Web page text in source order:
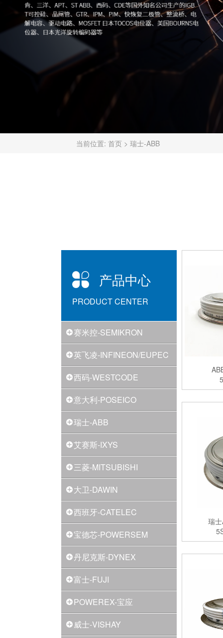
当前位置: 首页 > 瑞士-ABB
产品中心
PRODUCT CENTER
赛米控-SEMIKRON
英飞凌-INFINEON/EUPEC
西码-WESTCODE
意大利-POSEICO
瑞士-ABB
艾赛斯-IXYS
三菱-MITSUBISHI
大卫-DAWIN
西班牙-CATELEC
宝德芯-POWERSEM
丹尼克斯-DYNEX
富士-FUJI
POWEREX-宝应
威士-VISHAY
瑞